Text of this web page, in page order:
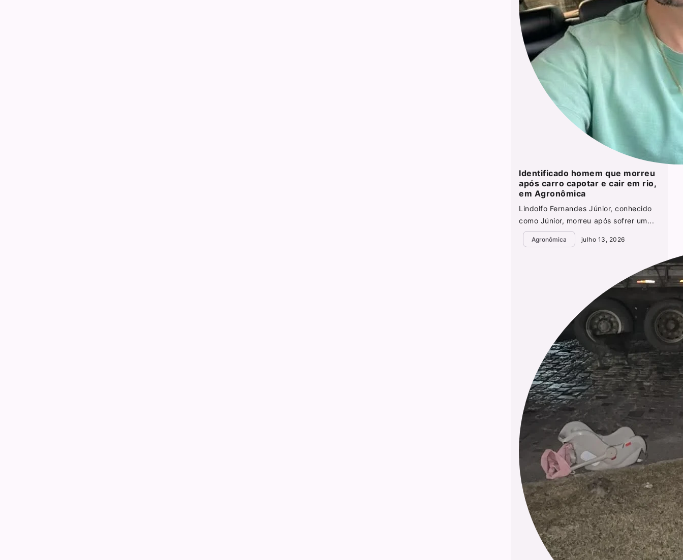
Identificado homem que morreu
após carro capotar e cair em rio,
em Agronômica
Lindolfo Fernandes Júnior, conhecido
como Júnior, morreu após sofrer um...
Agronômica julho 13, 2026